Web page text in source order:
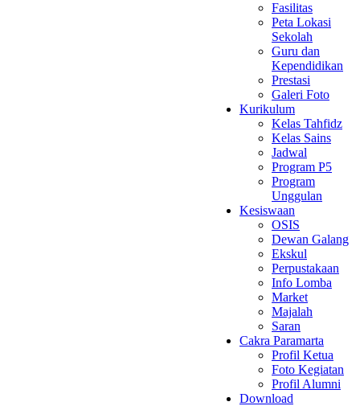
Fasilitas
Peta Lokasi
Sekolah
Guru dan
Kependidikan
Prestasi
Galeri Foto
Kurikulum
Kelas Tahfidz
Kelas Sains
Jadwal
Program P5
Program
Unggulan
Kesiswaan
OSIS
Dewan Galang
Ekskul
Perpustakaan
Info Lomba
Market
Majalah
Saran
Cakra Paramarta
Profil Ketua
Foto Kegiatan
Profil Alumni
Download